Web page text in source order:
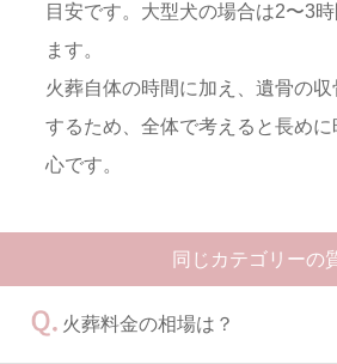
目安です。大型犬の場合は2〜3
ます。
火葬自体の時間に加え、遺骨の
するため、全体で考えると長め
心です。
同じカテゴリーの
火葬料金の相場は？
コラム
よくある質問
お問い合わせ
電話受付